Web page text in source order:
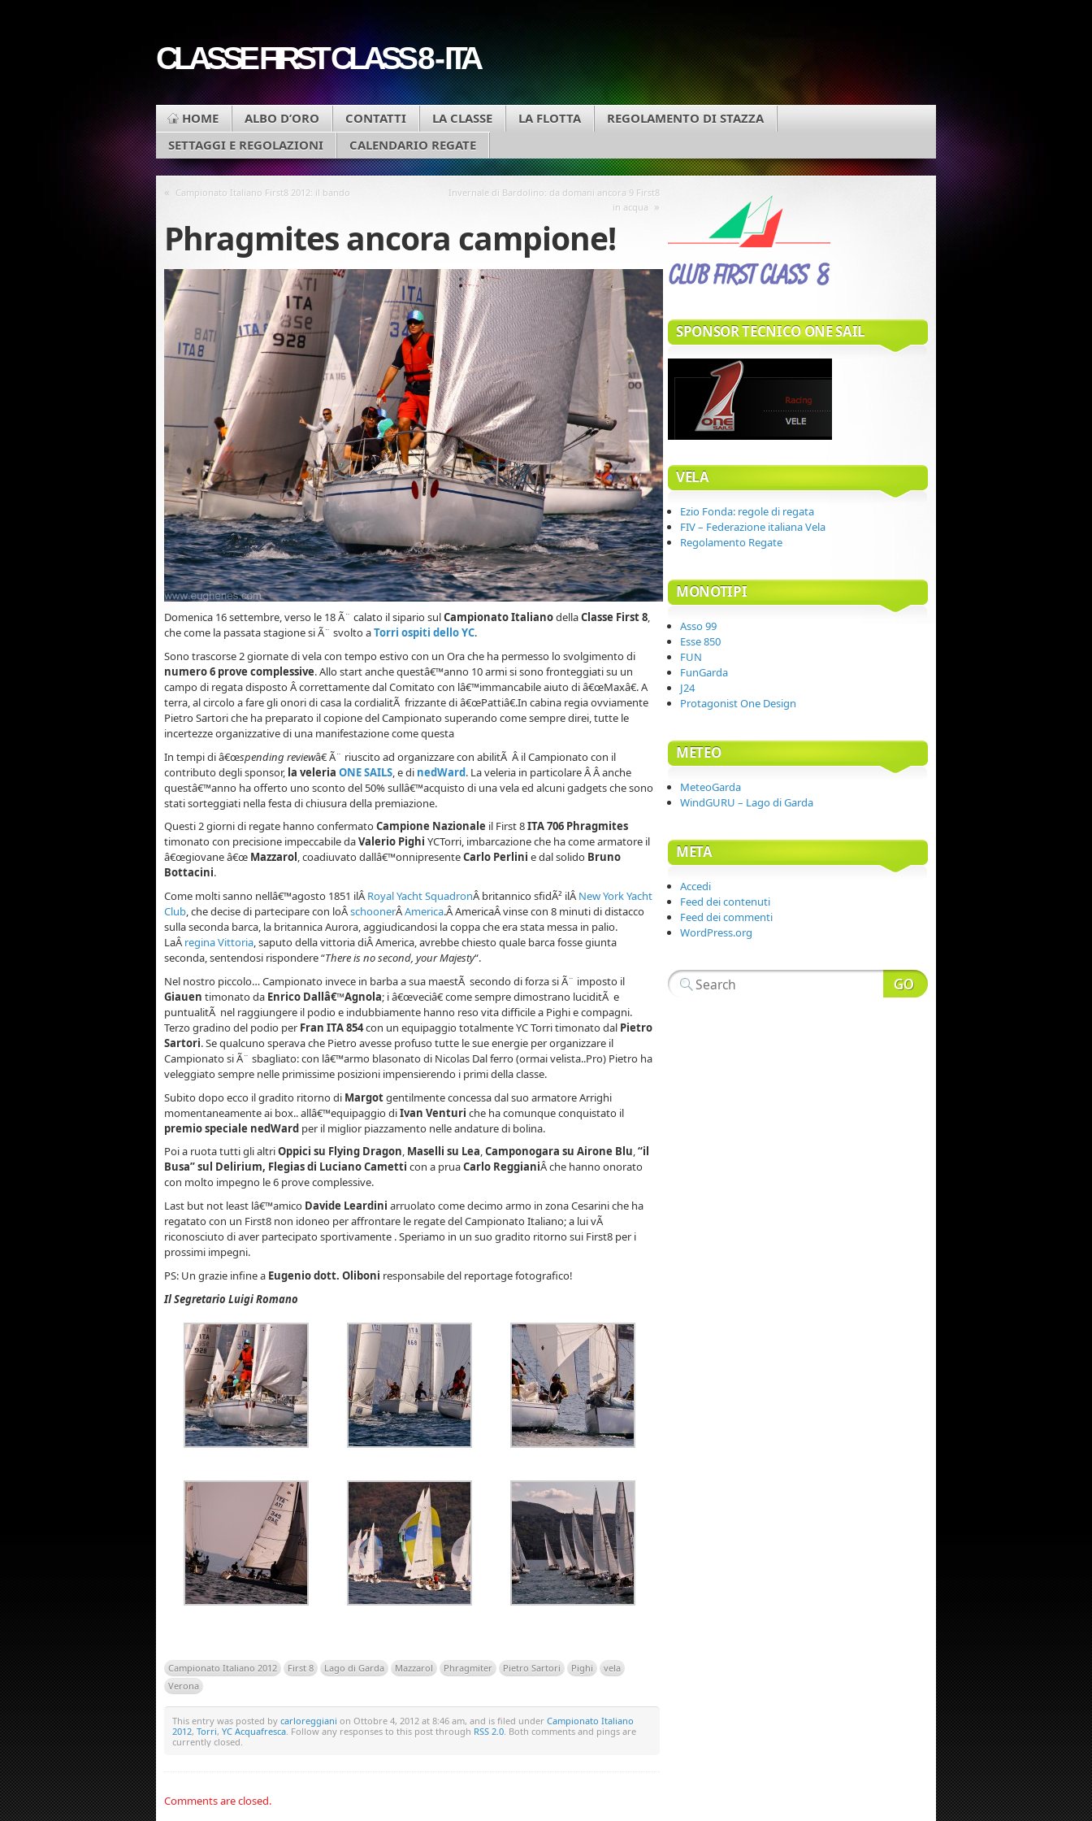
CLASSE FIRST CLASS 8 - ITA
HOME ALBO D’ORO CONTATTI LA CLASSE LA FLOTTA
REGOLAMENTO DI STAZZA
SETTAGGI E REGOLAZIONI
CALENDARIO REGATE
« Campionato Italiano First8 2012: il bando
Invernale di Bardolino: da domani ancora 9 First8
in acqua »
Phragmites ancora campione!
Domenica 16 settembre, verso le 18 Ã¨ calato il sipario sulCampionato ItalianodellaClasse First 8,
che come la passata stagione si Ã¨ svolto aTorri ospiti dello YC.
Sono trascorse 2 giornate di vela con tempo estivo con un Ora che ha permesso lo svolgimento di
numero 6 prove complessive. Allo start anche questâ€™anno 10 armi si sono fronteggiati su un
campo di regata disposto Â correttamente dal Comitato con lâ€™immancabile aiuto di â€œMaxâ€. A
terra, al circolo a fare gli onori di casa la cordialitÃ frizzante di â€œPattiâ€.In cabina regia ovviamente
Pietro Sartori che ha preparato il copione del Campionato superando come sempre direi, tutte le
incertezze organizzative di una manifestazione come questa
In tempi di â€œspending reviewâ€ Ã¨ riuscito ad organizzare con abilitÃ Â il Campionato con il
contributo degli sponsor, la veleria ONE SAILS , e di nedWard. La veleria in particolare Â Â anche
questâ€™anno ha offerto uno sconto del 50% sullâ€™acquisto di una vela ed alcuni gadgets che sono
stati sorteggiati nella festa di chiusura della premiazione.
Questi 2 giorni di regate hanno confermatoCampione Nazionale il First 8ITA 706 Phragmites
timonato con precisione impeccabile daValerio Pighi YCTorri, imbarcazione che ha come armatore il
â€œgiovane â€œ Mazzarol, coadiuvato dallâ€™onnipresenteCarlo Perlini e dal solido Bruno
Bottacini.
Come molti sanno nellâ€™agosto 1851 ilÂ Royal Yacht SquadronÂ britannico sfidÃ² ilÂ New York Yacht
Club, che decise di partecipare con loÂschoonerÂAmerica.Â AmericaÂ vinse con 8 minuti di distacco
sulla seconda barca, la britannica Aurora, aggiudicandosi la coppa che era stata messa in palio.
LaÂ regina Vittoria, saputo della vittoria diÂ America, avrebbe chiesto quale barca fosse giunta
seconda, sentendosi rispondere “There is no second, your Majesty“.
Nel nostro piccolo… Campionato invece in barba a sua maestÃ secondo di forza si Ã¨ imposto il
Giauen timonato da Enrico Dallâ€™Agnola; i â€œveciâ€ come sempre dimostrano luciditÃ e
puntualitÃ nel raggiungere il podio e indubbiamente hanno reso vita difficile a Pighi e compagni.
Terzo gradino del podio per Fran ITA 854con un equipaggio totalmente YC Torri timonato dal Pietro
Sartori. Se qualcuno sperava che Pietro avesse profuso tutte le sue energie per organizzare il
Campionato si Ã¨ sbagliato: con lâ€™armo blasonato di Nicolas Dal ferro (ormai velista..Pro) Pietro ha
veleggiato sempre nelle primissime posizioni impensierendo i primi della classe.
Subito dopo ecco il gradito ritorno di Margotgentilmente concessa dal suo armatore Arrighi
momentaneamente ai box.. allâ€™equipaggio diIvan Venturi che ha comunque conquistato il
premio speciale nedWard per il miglior piazzamento nelle andature di bolina.
Poi a ruota tutti gli altriOppici su Flying Dragon, Maselli su Lea,Camponogara su Airone Blu,“il
Busa” sul Delirium, Flegias di Luciano Cametti con a pruaCarlo ReggianiÂ che hanno onorato
con molto impegno le 6 prove complessive.
Last but not least lâ€™amico Davide Leardini arruolato come decimo armo in zona Cesarini che ha
regatato con un First8 non idoneo per affrontare le regate del Campionato Italiano; a lui vÃ
riconosciuto di aver partecipato sportivamente . Speriamo in un suo gradito ritorno sui First8 per i
prossimi impegni.
PS: Un grazie infine a Eugenio dott. Oliboni responsabile del reportage fotografico!
Il Segretario Luigi Romano
Campionato Italiano 2012 First 8 Lago di Garda Mazzarol Phragmiter Pietro Sartori Pighi
vela
Verona
This entry was posted by carloreggiani on Ottobre 4, 2012 at 8:46 am, and is filed under Campionato Italiano
2012, Torri, YC Acquafresca. Follow any responses to this post through RSS 2.0. Both comments and pings are
currently closed.
Comments are closed.
SPONSOR TECNICO ONE SAIL
VELA
Ezio Fonda: regole di regata
FIV – Federazione italiana Vela
Regolamento Regate
MONOTIPI
Asso 99
Esse 850
FUN
FunGarda
J24
Protagonist One Design
METEO
MeteoGarda
WindGURU – Lago di Garda
META
Accedi
Feed dei contenuti
Feed dei commenti
WordPress.org